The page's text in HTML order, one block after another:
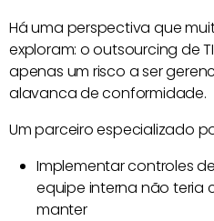
Há uma perspectiva que
exploram: o outsourcing de
apenas um risco a ser
alavanca de conformidade.
Um parceiro especializado
Implementar controles
equipe interna não
manter